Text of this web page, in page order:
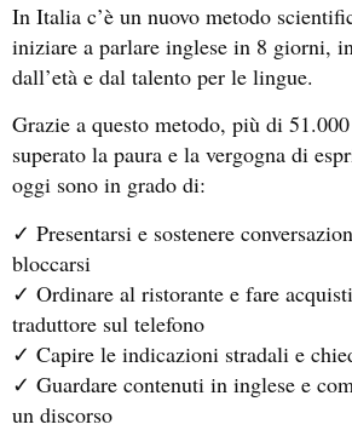
In Italia c’è un nuovo metodo
iniziare a parlare inglese in 8 giorni,
dall’età e dal talento per le lingue.
Grazie a questo metodo, più di
superato la paura e la vergogna di
oggi sono in grado di:
✓ Presentarsi e sostenere
bloccarsi
✓ Ordinare al ristorante e fare
traduttore sul telefono
✓ Capire le indicazioni stradali e
✓ Guardare contenuti in inglese e
un discorso